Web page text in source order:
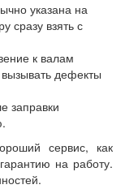
указана на
сразу взять с
к валам
дефекты
заправки
сервис, как
на работу.